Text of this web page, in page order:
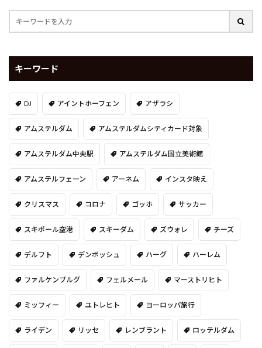
キーワード
DJ アイントホーフェン アザラシ
アムステルダム アムステルダムシティカード対象
アムステルダム中央駅 アムステルダム国立美術館
アムステルフェーン アーネム インスタ映え
クリスマス コロナ ゴッホ サッカー
スキポール空港 スキーダム ズウォレ チーズ
デルフト デンボッシュ ハーグ ハーレム
ファルケンブルグ フェルメール マーストリヒト
ミッフィー ユトレヒト ヨーロッパ旅行
ライデン リッセ レンブラント ロッテルダム